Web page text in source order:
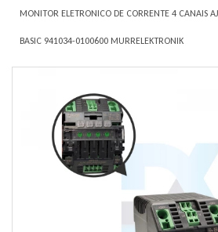
MONITOR ELETRONICO DE CORRENTE 4 CANAIS
BASIC 941034-0100600 MURRELEKTRONIK